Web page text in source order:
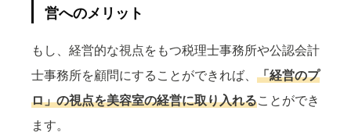
営へのメリット
もし、経営的な視点をもつ税理士事務所や公認会計
士事務所を顧問にすることができれば、 「経営のプ
ロ」の視点を美容室の経営に取り入れることができ
ます。